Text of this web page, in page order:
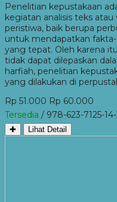
Penelitian kepustakaan
kegiatan analisis teks
peristiwa, baik berupa
untuk mendapatkan
yang tepat. Oleh karena
tidak dapat dilepaskan
harfiah, penelitian
yang dilakukan di
Rp 51.000 Rp 60.000
Tersedia / 978-623-7125-
✚ Lihat Detail